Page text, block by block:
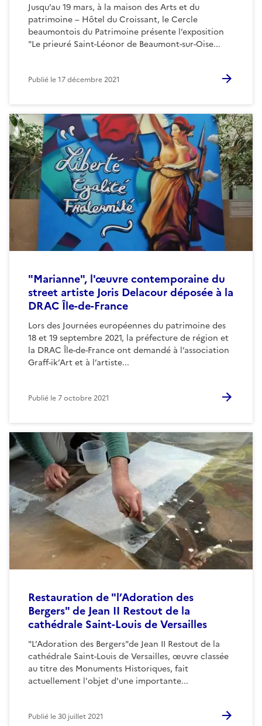
Jusqu’au 19 mars, à la maison des Arts et du
patrimoine – Hôtel du Croissant, le Cercle
beaumontois du Patrimoine présente l’exposition
"Le prieuré Saint-Léonor de Beaumont-sur-Oise...
Publié le17 décembre 2021
"Marianne", l'œuvre contemporaine du
street artiste Joris Delacour déposée à la
DRAC Île-de-France
Lors des Journées européennes du patrimoine des
18 et 19 septembre 2021, la préfecture de région et
la DRAC Île-de-France ont demandé à l’association
Graff-ik’Art et à l’artiste...
Publié le7 octobre 2021
Restauration de "l’Adoration des
Bergers" de Jean II Restout de la
cathédrale Saint-Louis de Versailles
"L’Adoration des Bergers"de Jean II Restout de la
cathédrale Saint-Louis de Versailles, œuvre classée
au titre des Monuments Historiques, fait
actuellement l'objet d'une importante...
Publié le30 juillet 2021